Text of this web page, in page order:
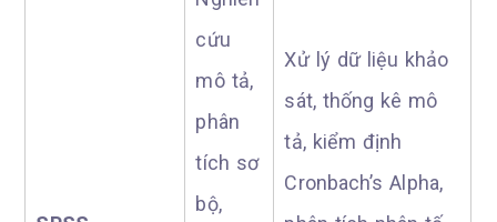
cứu
mô tả,
phân
tích sơ
bộ,
Xử lý dữ liệu khảo
sát, thống kê mô
tả, kiểm định
Cronbach’s Alpha,